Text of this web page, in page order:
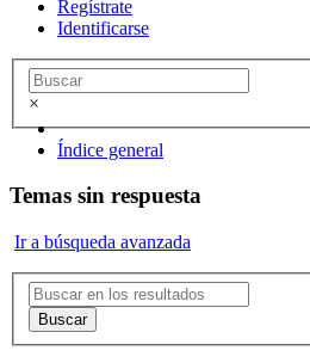
Regístrate
Identificarse
×
Índice general
Temas sin respuesta
Ir a búsqueda avanzada
Buscar